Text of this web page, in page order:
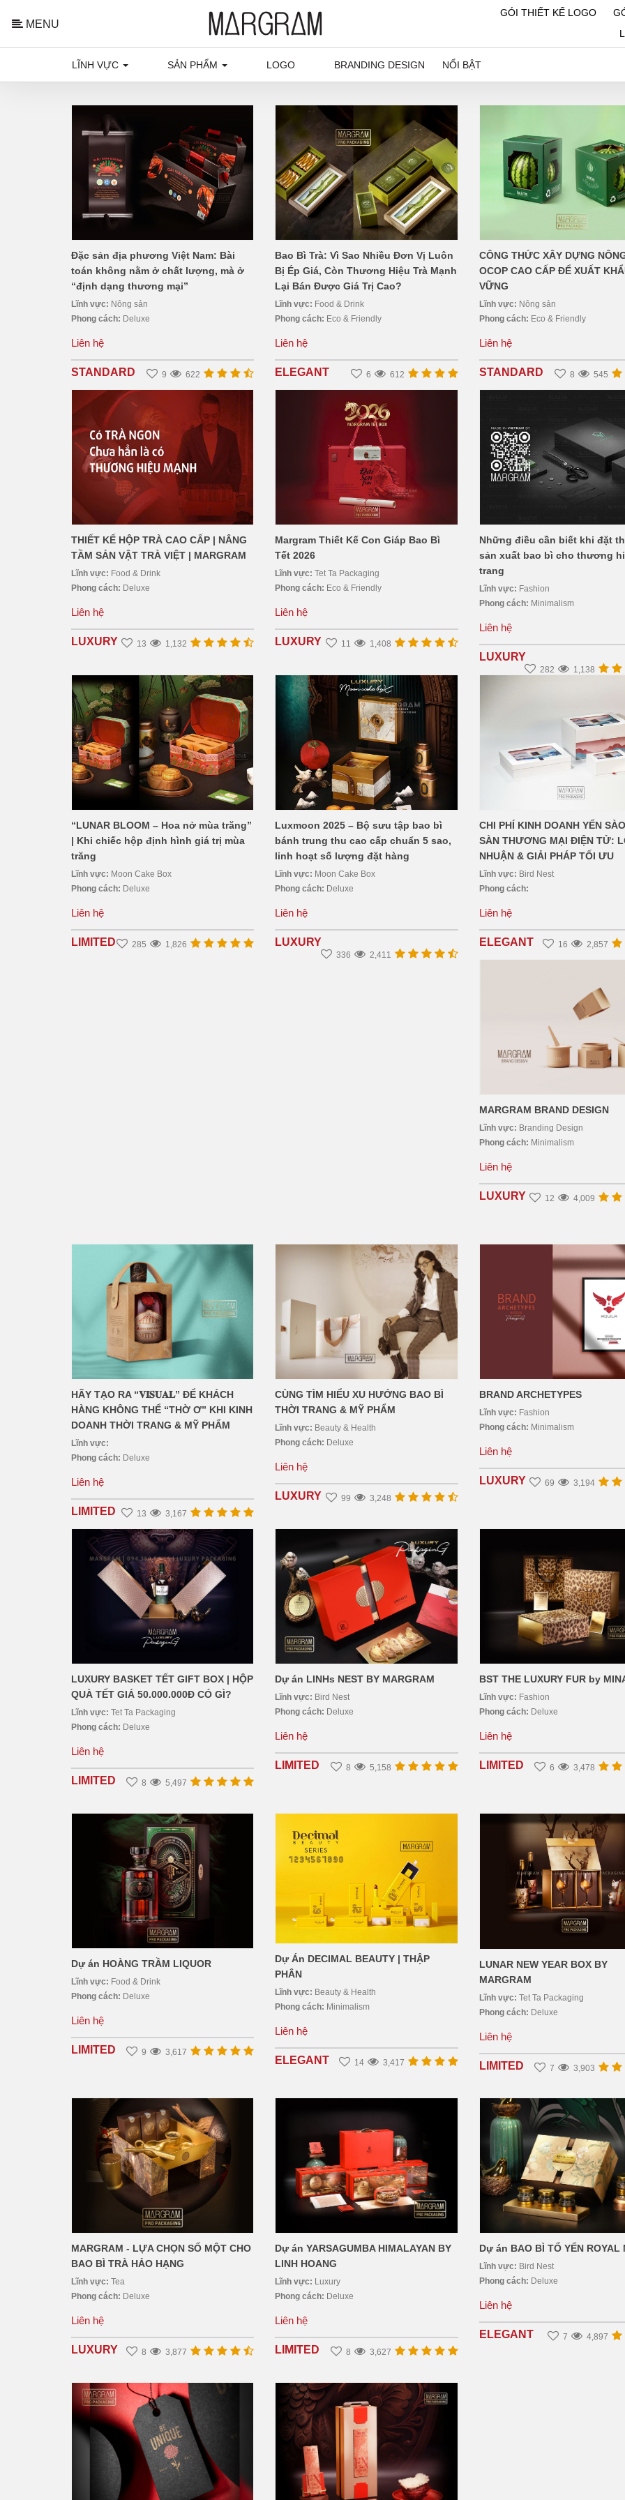
MENU
GÓI THIẾT KẾ LOGO
LĨNH VỰC SẢN PHẨM LOGO BRANDING DESIGN NỔI BẬT
Đặc sản địa phương Việt Nam: Bài
toán không nằm ở chất lượng, mà ở
“định dạng thương mại”
Lĩnh vực: Nông sản
Phong cách: Deluxe
Liên hệ
STANDARD 9 622
Bao Bì Trà: Vì Sao Nhiều Đơn Vị Luôn
Bị Ép Giá, Còn Thương Hiệu Trà Mạnh
Lại Bán Được Giá Trị Cao?
Lĩnh vực: Food & Drink
Phong cách: Eco & Friendly
Liên hệ
ELEGANT 6 612
CÔNG THỨC XÂY DỰNG
OCOP CAO CẤP ĐỂ XUẤT
VỮNG
Lĩnh vực: Nông sản
Phong cách: Eco & Friendly
Liên hệ
STANDARD 8 545
THIẾT KẾ HỘP TRÀ CAO CẤP | NÂNG
TẦM SẢN VẬT TRÀ VIỆT | MARGRAM
Lĩnh vực: Food & Drink
Phong cách: Deluxe
Liên hệ
LUXURY 13 1,132
Margram Thiết Kế Con Giáp Bao Bì
Tết 2026
Lĩnh vực:Tet Ta Packaging
Phong cách: Eco & Friendly
Liên hệ
LUXURY 11 1,408
Những điều cần biết khi đặt
sản xuất bao bì cho thương
trang
Lĩnh vực: Fashion
Phong cách: Minimalism
Liên hệ
LUXURY
282 1,138
“LUNAR BLOOM – Hoa nở mùa trăng”
| Khi chiếc hộp định hình giá trị mùa
trăng
Lĩnh vực: Moon Cake Box
Phong cách: Deluxe
Liên hệ
LIMITED 285 1,826
Luxmoon 2025 – Bộ sưu tập bao bì
bánh trung thu cao cấp chuẩn 5 sao,
linh hoạt số lượng đặt hàng
Lĩnh vực: Moon Cake Box
Phong cách: Deluxe
Liên hệ
LUXURY
336 2,411
CHI PHÍ KINH DOANH YẾN
SÀN THƯƠNG MẠI ĐIỆN TỬ:
NHUẬN & GIẢI PHÁP TỐI ƯU
Lĩnh vực: Bird Nest
Phong cách:
Liên hệ
ELEGANT 16 2,857
MARGRAM BRAND DESIGN
Lĩnh vực: Branding Design
Phong cách: Minimalism
Liên hệ
LUXURY 12 4,009
HÃY TẠO RA “𝐕𝐈𝐒𝐔𝐀𝐋” ĐỂ KHÁCH
HÀNG KHÔNG THỂ “THỜ Ơ” KHI KINH
DOANH THỜI TRANG & MỸ PHẨM
Lĩnh vực:
Phong cách: Deluxe
Liên hệ
LIMITED 13 3,167
CÙNG TÌM HIỂU XU HƯỚNG BAO BÌ
THỜI TRANG & MỸ PHẨM
Lĩnh vực: Beauty & Health
Phong cách: Deluxe
Liên hệ
LUXURY 99 3,248
BRAND ARCHETYPES
Lĩnh vực: Fashion
Phong cách: Minimalism
Liên hệ
LUXURY 69 3,194
LUXURY BASKET TẾT GIFT BOX | HỘP
QUÀ TẾT GIÁ 50.000.000Đ CÓ GÌ?
Lĩnh vực: Tet Ta Packaging
Phong cách: Deluxe
Liên hệ
LIMITED 8 5,497
Dự án LINHs NEST BY MARGRAM
Lĩnh vực: Bird Nest
Phong cách: Deluxe
Liên hệ
LIMITED 8 5,158
BST THE LUXURY FUR by
Lĩnh vực: Fashion
Phong cách: Deluxe
Liên hệ
LIMITED 6 3,478
Dự án HOÀNG TRẦM LIQUOR
Lĩnh vực: Food & Drink
Phong cách: Deluxe
Liên hệ
LIMITED 9 3,617
Dự Án DECIMAL BEAUTY | THẬP
PHÂN
Lĩnh vực: Beauty & Health
Phong cách: Minimalism
Liên hệ
ELEGANT 14 3,417
LUNAR NEW YEAR BOX BY
MARGRAM
Lĩnh vực: Tet Ta Packaging
Phong cách: Deluxe
Liên hệ
LIMITED 7 3,903
MARGRAM - LỰA CHỌN SỐ MỘT CHO
BAO BÌ TRÀ HẢO HẠNG
Lĩnh vực: Tea
Phong cách: Deluxe
Liên hệ
LUXURY 8 3,877
Dự án YARSAGUMBA HIMALAYAN BY
LINH HOANG
Lĩnh vực: Luxury
Phong cách: Deluxe
Liên hệ
LIMITED 8 3,627
Dự án BAO BÌ TỔ YẾN ROYAL
Lĩnh vực: Bird Nest
Phong cách: Deluxe
Liên hệ
ELEGANT 7 4,897